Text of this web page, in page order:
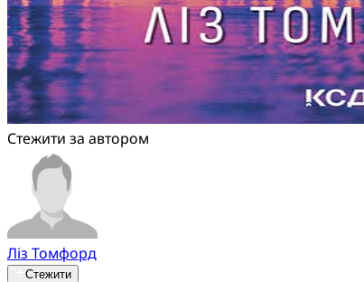
Стежити за автором
Ліз Томфорд
Стежити